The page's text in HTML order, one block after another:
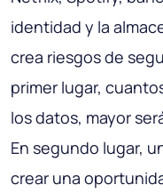
identidad y la
crea riesgos de
primer lugar,
los datos, mayor
En segundo lugar,
crear una